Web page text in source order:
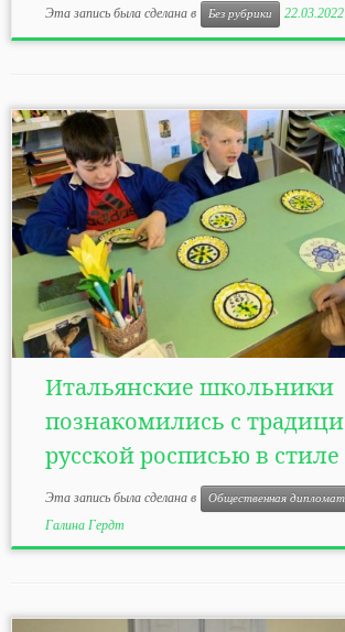
Эта запись была сделана в Без рубрики 22.03.2022
Итальянские школьники
познакомились с
русской росписью в
Эта запись была сделана в Общественная
Галина Гердт